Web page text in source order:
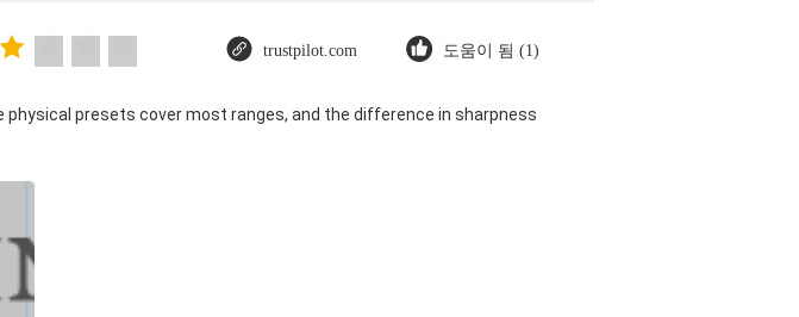
trustpilot.com 도움이 됨 (1)
physical presets cover most ranges, and the difference in sharpness